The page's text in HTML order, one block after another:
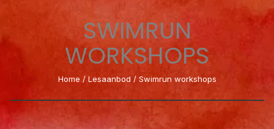
SWIMRUN
WORKSHOPS
Home / Lesaanbod / Swimrun workshops